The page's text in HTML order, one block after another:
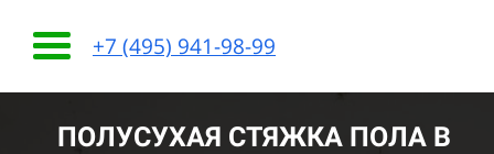
+7 (495) 941-98-99
ПОЛУСУХАЯ СТЯЖКА ПОЛА В